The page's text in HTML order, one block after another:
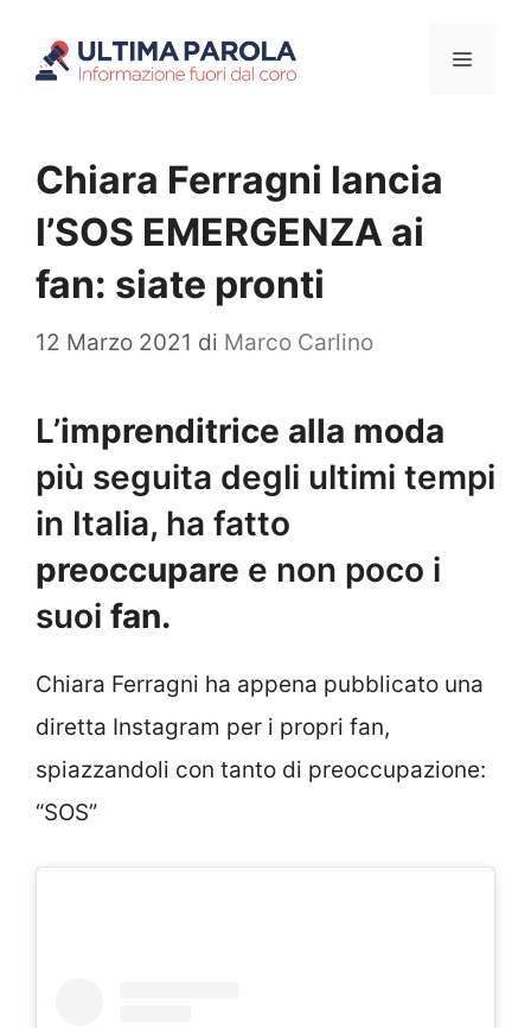
Menu
Chiara Ferragni lancia
l’SOS EMERGENZA ai
fan: siate pronti
12 Marzo 2021 di Marco Carlino
L’imprenditrice alla moda
più seguita degli ultimi tempi
in Italia, ha fatto
preoccupare e non poco i
suoi fan.
Chiara Ferragni ha appena pubblicato una
diretta Instagram per i propri fan,
spiazzandoli con tanto di preoccupazione:
“SOS”